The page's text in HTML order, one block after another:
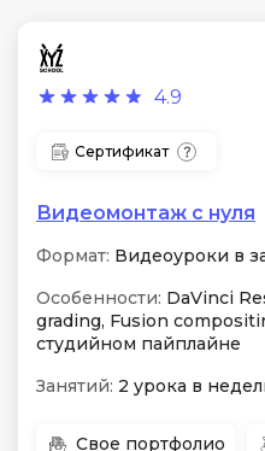
4.9
Сертификат
Видеомонтаж с нуля
Формат: Видеоуроки в
Особенности: DaVinci
grading, Fusion
студийном пайплайне
Занятий: 2 урока в
Свое портфолио